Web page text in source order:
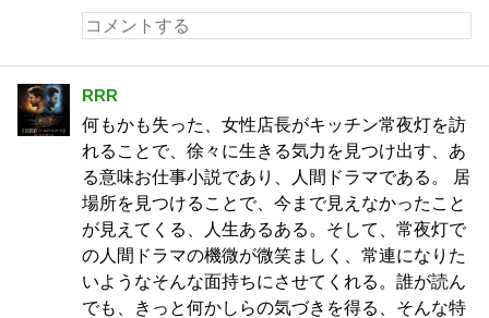
RRR
何もかも失った、女性店長がキッチン常夜灯を訪
れることで、徐々に生きる気力を見つけ出す、あ
る意味お仕事小説であり、人間ドラマである。 居
場所を見つけることで、今まで見えなかったこと
が見えてくる、人生あるある。そして、常夜灯で
の人間ドラマの機微が微笑ましく、常連になりた
いようなそんな面持ちにさせてくれる。誰が読ん
でも、きっと何かしらの気づきを得る、そんな特